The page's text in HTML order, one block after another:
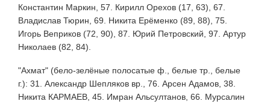
Константин Маркин, 57. Кирилл Орехов (17, 63), 67.
Владислав Тюрин, 69. Никита Ерёменко (89, 88), 75.
Игорь Веприков (72, 90), 87. Юрий Петровский, 97. Артур
Николаев (82, 84).
"Ахмат" (бело-зелёные полосатые ф., белые тр., белые
г.): 31. Александр Шепляков вр., 76. Арсен Адамов, 38.
Никита КАРМАЕВ, 45. Имран Альсултанов, 66. Мурсалин